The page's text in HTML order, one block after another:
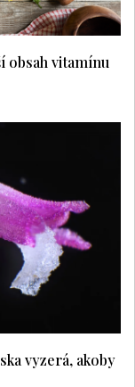
obsah vitamínu
vyzerá, akoby